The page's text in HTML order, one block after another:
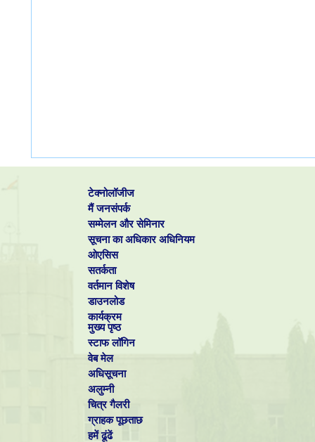
टेक्नोलॉजीज
मैं जनसंपर्क
सम्मेलन और सेमिनार
सूचना का अधिकार अधिनियम
ओएसिस
सतर्कता
वर्तमान विशेष
डाउनलोड
कार्यक्रम
मुख्य पृष्ठ
स्टाफ लॉगिन
वेब मेल
अधिसूचना
अलुम्नी
चित्र गैलरी
ग्राहक पूछताछ
हमें ढूंढें